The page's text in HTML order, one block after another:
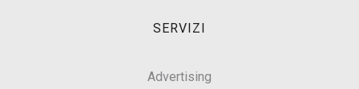
SERVIZI
Advertising